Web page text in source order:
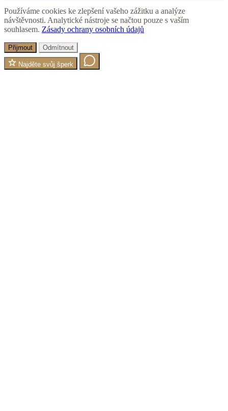
Používáme cookies ke zlepšení vašeho zážitku a analýze
návštěvnosti. Analytické nástroje se načtou pouze s vaším
souhlasem. Zásady ochrany osobních údajů
Přijmout Odmítnout
Najděte svůj šperk